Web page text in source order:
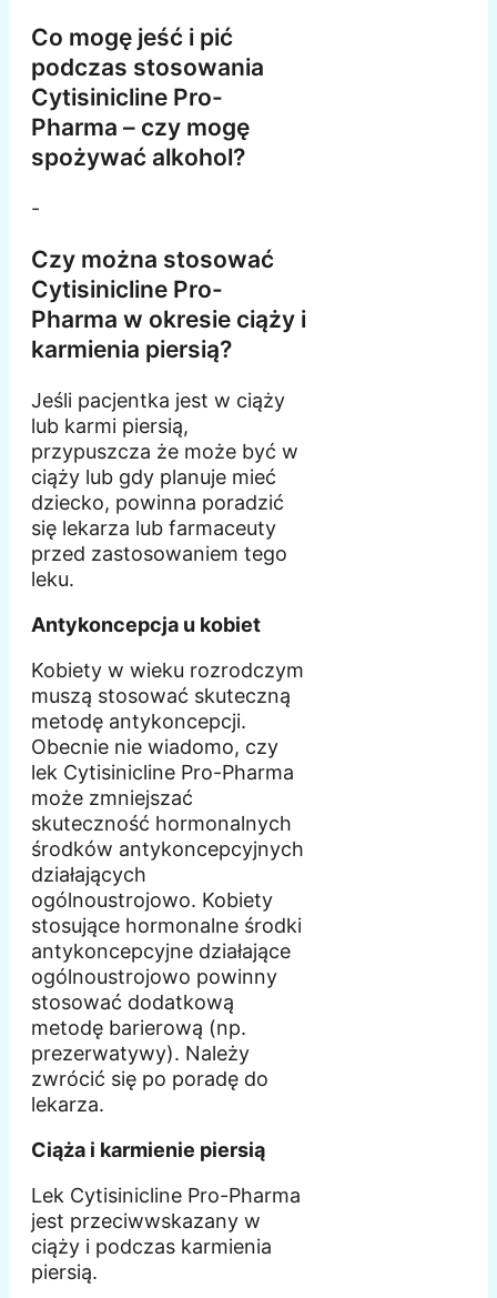
Co mogę jeść i pić
podczas stosowania
Cytisinicline Pro-
Pharma – czy mogę
spożywać alkohol?
-
Czy można stosować
Cytisinicline Pro-
Pharma w okresie ciąży i
karmienia piersią?
Jeśli pacjentka jest w ciąży
lub karmi piersią,
przypuszcza że może być w
ciąży lub gdy planuje mieć
dziecko, powinna poradzić
się lekarza lub farmaceuty
przed zastosowaniem tego
leku.
Antykoncepcja u kobiet
Kobiety w wieku rozrodczym
muszą stosować skuteczną
metodę antykoncepcji.
Obecnie nie wiadomo, czy
lek Cytisinicline Pro-Pharma
może zmniejszać
skuteczność hormonalnych
środków antykoncepcyjnych
działających
ogólnoustrojowo. Kobiety
stosujące hormonalne środki
antykoncepcyjne działające
ogólnoustrojowo powinny
stosować dodatkową
metodę barierową (np.
prezerwatywy). Należy
zwrócić się po poradę do
lekarza.
Ciąża i karmienie piersią
Lek Cytisinicline Pro-Pharma
jest przeciwwskazany w
ciąży i podczas karmienia
piersią.